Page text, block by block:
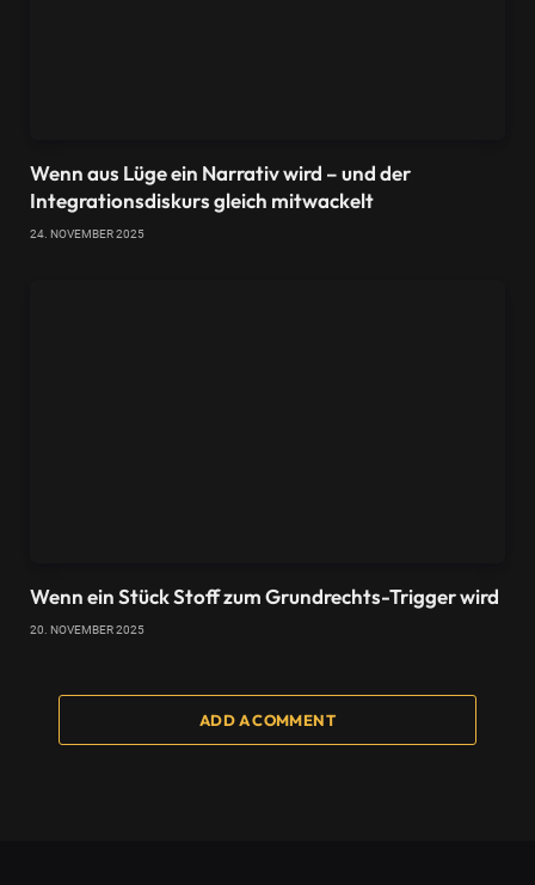
Wenn aus Lüge ein Narrativ wird – und der
Integrationsdiskurs gleich mitwackelt
24. NOVEMBER 2025
Wenn ein Stück Stoff zum Grundrechts-Trigger wird
20. NOVEMBER 2025
ADD A COMMENT